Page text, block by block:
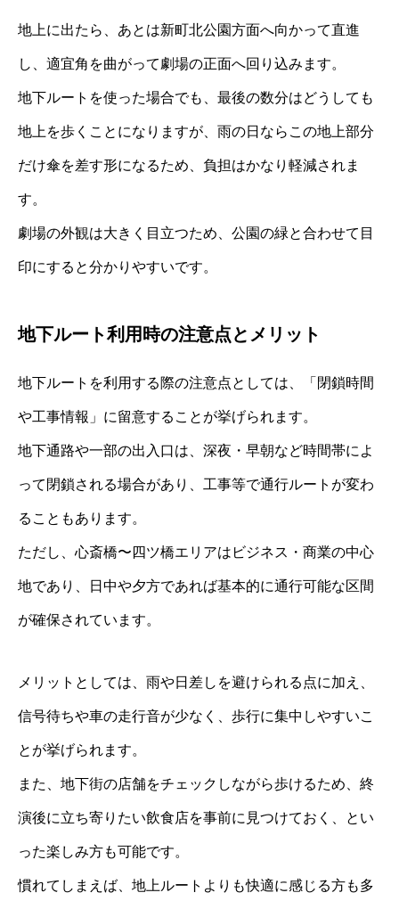
地上に出たら、あとは新町北公園方面へ向かって直進
し、適宜角を曲がって劇場の正面へ回り込みます。
地下ルートを使った場合でも、最後の数分はどうしても
地上を歩くことになりますが、雨の日ならこの地上部分
だけ傘を差す形になるため、負担はかなり軽減されま
す。
劇場の外観は大きく目立つため、公園の緑と合わせて目
印にすると分かりやすいです。
地下ルート利用時の注意点とメリット
地下ルートを利用する際の注意点としては、「閉鎖時間
や工事情報」に留意することが挙げられます。
地下通路や一部の出入口は、深夜・早朝など時間帯によ
って閉鎖される場合があり、工事等で通行ルートが変わ
ることもあります。
ただし、心斎橋〜四ツ橋エリアはビジネス・商業の中心
地であり、日中や夕方であれば基本的に通行可能な区間
が確保されています。
メリットとしては、雨や日差しを避けられる点に加え、
信号待ちや車の走行音が少なく、歩行に集中しやすいこ
とが挙げられます。
また、地下街の店舗をチェックしながら歩けるため、終
演後に立ち寄りたい飲食店を事前に見つけておく、とい
った楽しみ方も可能です。
慣れてしまえば、地上ルートよりも快適に感じる方も多